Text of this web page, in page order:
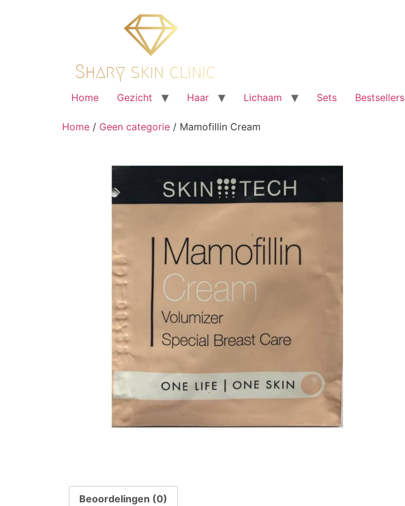
Home Gezicht Haar Lichaam Sets Bestsellers
Home / Geen categorie / Mamofillin Cream
Beoordelingen (0)